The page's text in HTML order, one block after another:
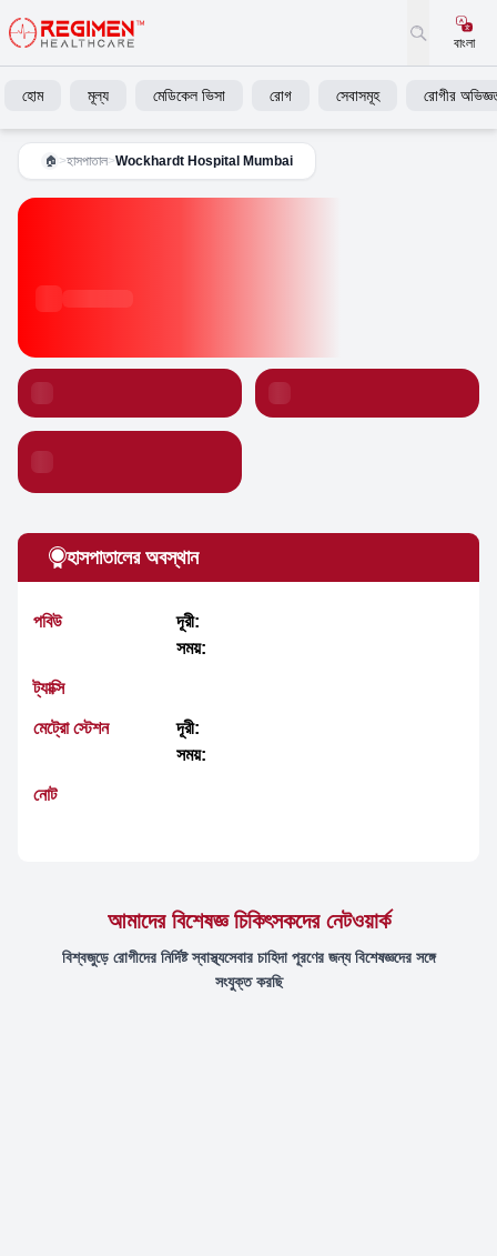
বাংলা
হোম মূল্য মেডিকেল ভিসা রোগ সেবাসমূহ রোগীর
🏠 >হাসপাতাল>Wockhardt Hospital Mumbai
হাসপাতালের অবস্থান
পবিউ
দূরী:
সময়:
ট্যাক্সি
মেট্রো স্টেশন
দূরী:
সময়:
নোট
আমাদের বিশেষজ্ঞ চিকিৎসকদের নেটওয়ার্ক
বিশ্বজুড়ে রোগীদের নির্দিষ্ট স্বাস্থ্যসেবার চাহিদা পূরণের জন্য বিশেষজ্ঞদের সঙ্গে
সংযুক্ত করছি